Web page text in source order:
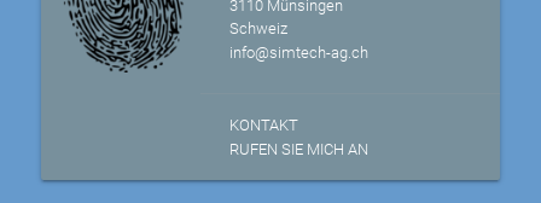
3110 Münsingen
Schweiz
info@simtech-ag.ch
KONTAKT
RUFEN SIE MICH AN